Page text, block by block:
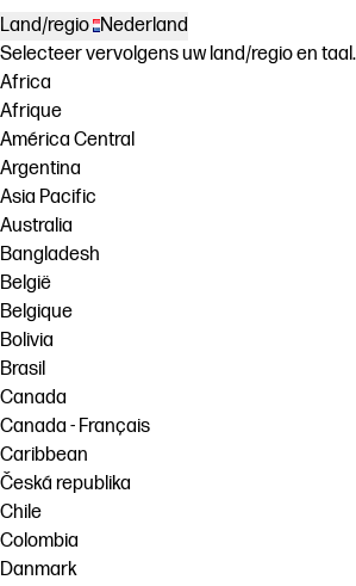
Land/regio Nederland
Selecteer vervolgens uw land/regio en taal.
Africa
Afrique
América Central
Argentina
Asia Pacific
Australia
Bangladesh
België
Belgique
Bolivia
Brasil
Canada
Canada - Français
Caribbean
Česká republika
Chile
Colombia
Danmark